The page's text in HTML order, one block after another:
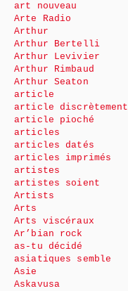
art nouveau
Arte Radio
Arthur
Arthur Bertelli
Arthur Levivier
Arthur Rimbaud
Arthur Seaton
article
article discrètement
article pioché
articles
articles datés
articles imprimés
artistes
artistes soient
Artists
Arts
Arts viscéraux
Ar’bian rock
as-tu décidé
asiatiques semble
Asie
Askavusa